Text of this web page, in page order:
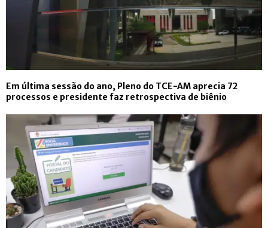
Em última sessão do ano, Pleno do TCE-AM aprecia 72
processos e presidente faz retrospectiva de biênio